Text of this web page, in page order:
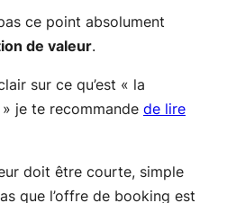
ce point absolument
de valeur.
sur ce qu’est « la
je te recommande de lire
doit être courte, simple
que l’offre de booking est